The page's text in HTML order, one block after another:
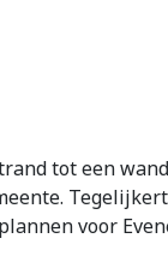
tot een
voor